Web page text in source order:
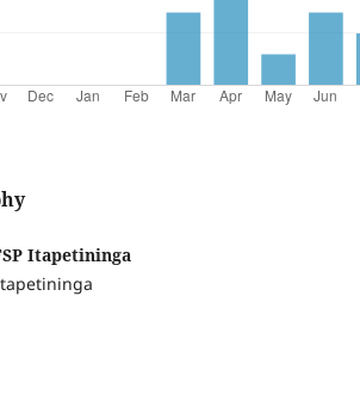
Itapetininga